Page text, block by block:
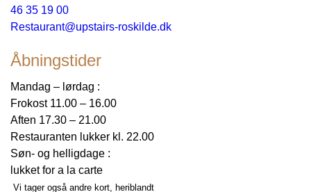
46 35 19 00
Restaurant@upstairs-roskilde.dk
Åbningstider
Mandag – lørdag :
Frokost 11.00 – 16.00
Aften 17.30 – 21.00
Restauranten lukker kl. 22.00
Søn- og helligdage :
lukket for a la carte
Vi tager også andre kort, heriblandt